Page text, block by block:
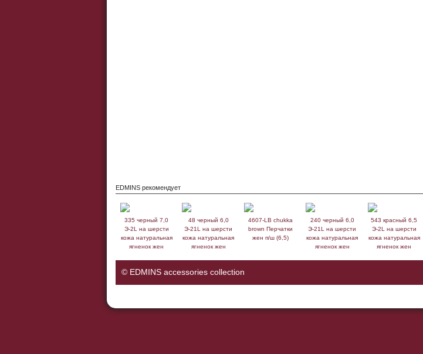
EDMINS рекомендует
335 черный 7,0
Э-2L на шерсти
кожа натуральная
ягненок жен
48 черный 6,0
Э-21L на шерсти
кожа натуральная
ягненок жен
4607-LB chukka
brown Перчатки
жен п/ш (6,5)
240 черный 6,0
Э-21L на шерсти
кожа натуральная
ягненок жен
543 красный 6,5
Э-2L на шерсти
кожа натуральная
ягненок жен
© EDMINS accessories collection